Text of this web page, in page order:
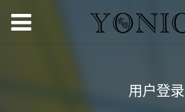
用户登录